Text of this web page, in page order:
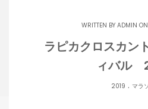
WRITTEN BY ADMIN
ラピカクロスカン
ィバル
2019 . マラ